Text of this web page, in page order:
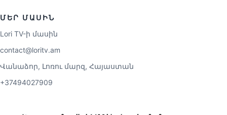
ՄԵՐ ՄԱՍԻՆ
Lori TV-ի մասին
contact@loritv.am
Վանաձոր, Լոռու մարզ, Հայաստան
+37494027909